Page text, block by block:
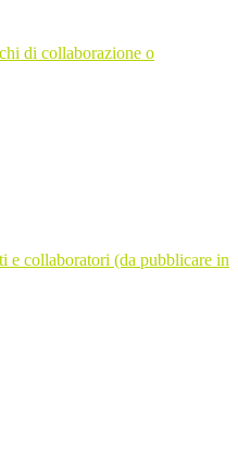
di collaborazione o
e collaboratori (da pubblicare in